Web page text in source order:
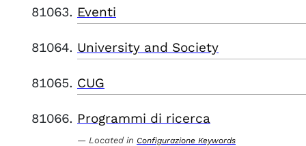
Eventi
University and Society
CUG
Programmi di ricerca
Located in Configurazione Keywords